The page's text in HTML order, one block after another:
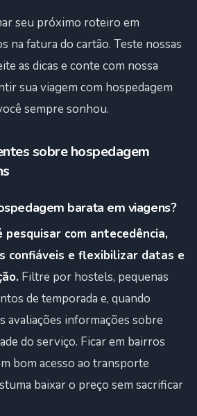
seu próximo roteiro em
na fatura do cartão. Teste nossas
as dicas e conte com nossa
sua viagem com hospedagem
sempre sonhou.
sobre hospedagem
barata em viagens?
pesquisar com antecedência,
confiáveis e flexibilizar datas e
Filtre por hostels, pequenas
de temporada e, quando
avaliações informações sobre
do serviço. Ficar em bairros
bom acesso ao transporte
baixar o preço sem sacrificar